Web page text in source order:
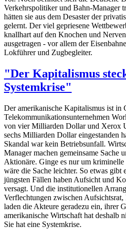
Verkehrspolitiker und Bahn-Manager
hätten sie aus dem Desaster der
gelernt. Der viel gepriesene
knallhart auf den Knochen und
ausgetragen - vor allem der
Lokführer und Zugbegleiter.
"Der Kapitalismus
Systemkrise"
Der amerikanische Kapitalismus ist in
Telekommunikationsunternehmen
von vier Milliarden Dollar und Xerox
sechs Milliarden Dollar eingestanden
Skandal war kein Betriebsunfall.
Manager machen gemeinsame Sache
Aktionäre. Ginge es nur um
wäre die Sache leichter. So etwas gibt
jüngsten Fällen haben Aufsicht und
versagt. Und die institutionellen
Verflechtungen zwischen
laden die Akteure geradezu ein, ihrer
amerikanische Wirtschaft hat deshalb
Sie hat eine Systemkrise.